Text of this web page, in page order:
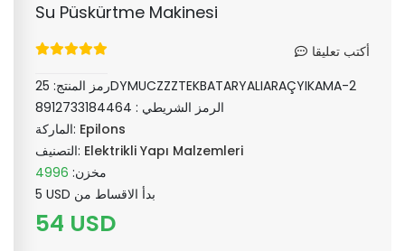
Su Püskürtme Makinesi
أكتب تعليقا
رمز المنتج:25DYMUCZZZTEKBATARYALIARAÇYIKAMA-2
الرمز الشريطي : 8912733184464
الماركة: Epilons
التصنيف: Elektrikli Yapı Malzemleri
مخزن: 4996
5 USD بدأ الاقساط من
54 USD